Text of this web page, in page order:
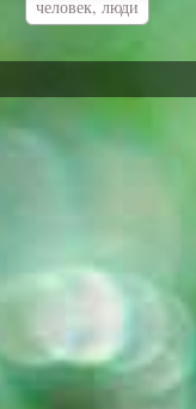
человек, люди